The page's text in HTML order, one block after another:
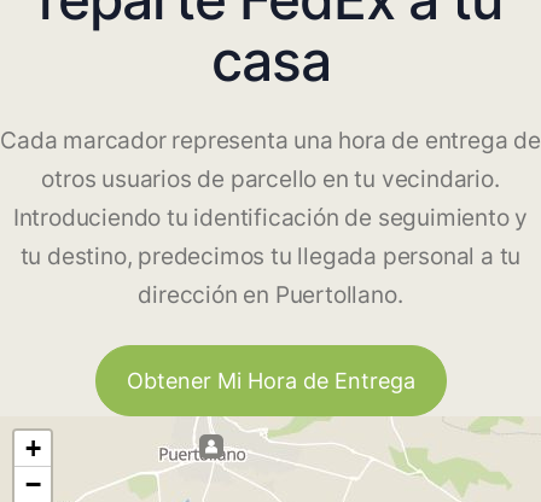
casa
Cada marcador representa una hora de entrega de
otros usuarios de parcello en tu vecindario.
Introduciendo tu identificación de seguimiento y
tu destino, predecimos tu llegada personal a tu
dirección en Puertollano.
Obtener Mi Hora de Entrega
+
−